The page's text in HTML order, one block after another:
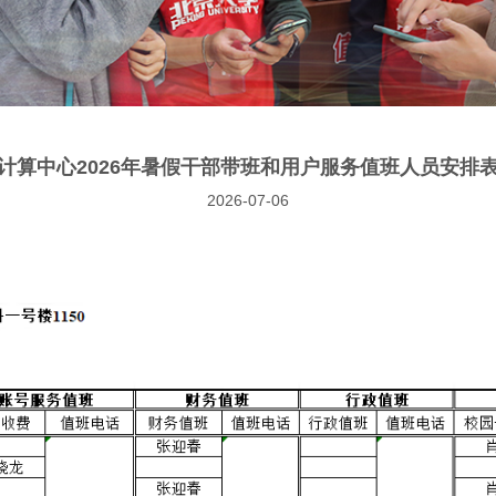
算中心2026年暑假干部带班和用户服务值班人员安排
2026-07-06